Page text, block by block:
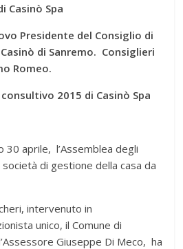
Casinò Spa
Presidente del Consiglio di
di Sanremo. Consiglieri
Romeo.
2015 di Casinò Spa
30 aprile, l’Assemblea degli
società di gestione della casa da
intervenuto in
unico, il Comune di
Giuseppe Di Meco, ha